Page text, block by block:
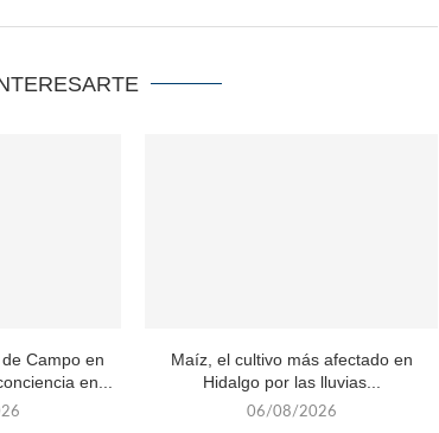
Campo en
en...
Maíz, el cultivo más afectado en
Hidalgo por las lluvias...
06/08/2026